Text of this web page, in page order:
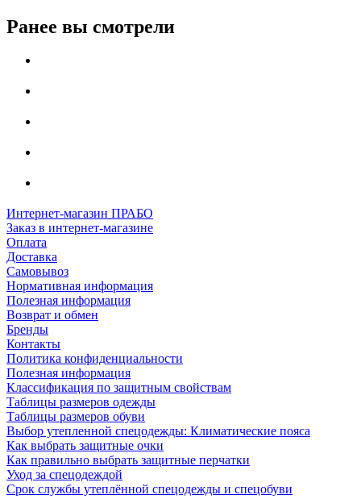
Ранее вы смотрели
Интернет-магазин ПРАБО
Заказ в интернет-магазине
Оплата
Доставка
Самовывоз
Нормативная информация
Полезная информация
Возврат и обмен
Бренды
Контакты
Политика конфиденциальности
Полезная информация
Классификация по защитным свойствам
Таблицы размеров одежды
Таблицы размеров обуви
Выбор утепленной спецодежды: Климатические пояса
Как выбрать защитные очки
Как правильно выбрать защитные перчатки
Уход за спецодеждой
Срок службы утеплённой спецодежды и спецобуви